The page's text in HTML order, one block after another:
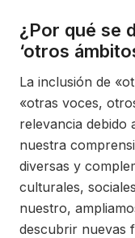
¿Por qué se
‘otros
La inclusión de
«otras voces,
relevancia debido
nuestra
diversas y
culturales,
nuestro,
descubrir nuevas